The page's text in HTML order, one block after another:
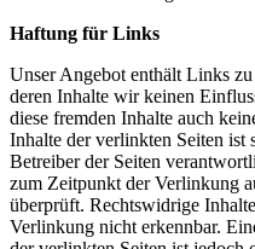
Haftung für Links
Unser Angebot enthält Links
deren Inhalte wir keinen
diese fremden Inhalte auch
Inhalte der verlinkten Seiten ist
Betreiber der Seiten
zum Zeitpunkt der Verlinkung
überprüft. Rechtswidrige
Verlinkung nicht erkennbar.